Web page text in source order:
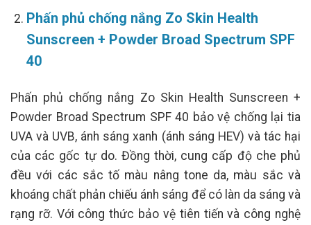
Phấn phủ chống nắng Zo Skin Health
Sunscreen + Powder Broad Spectrum SPF
40
Phấn phủ chống nắng Zo Skin Health Sunscreen +
Powder Broad Spectrum SPF 40 bảo vệ chống lại tia
UVA và UVB, ánh sáng xanh (ánh sáng HEV) và tác hại
của các gốc tự do. Đồng thời, cung cấp độ che phủ
đều với các sắc tố màu nâng tone da, màu sắc và
khoáng chất phản chiếu ánh sáng để có làn da sáng và
rạng rỡ. Với công thức bảo vệ tiên tiến và công nghệ